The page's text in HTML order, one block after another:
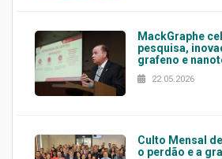
MackGraphe
pesquisa,
grafeno e
22.05.2026
Culto Mensal
o perdão e a